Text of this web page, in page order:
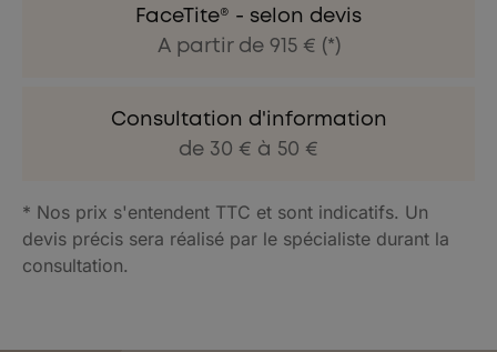
FaceTite® - selon devis
A partir de 915 € (*)
Consultation d'information
de 30 € à 50 €
* Nos prix s'entendent TTC et sont indicatifs. Un
devis précis sera réalisé par le spécialiste durant la
consultation.